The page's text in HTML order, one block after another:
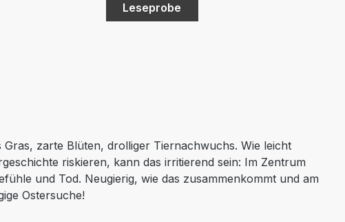
Leseprobe
zarte Blüten, drolliger Tiernachwuchs. Wie leicht
riskieren, kann das irritierend sein: Im Zentrum
und Tod. Neugierig, wie das zusammenkommt und am
Ostersuche!